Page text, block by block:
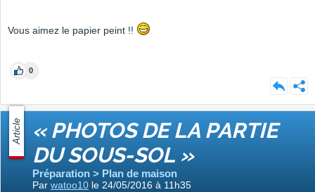
Vous aimez le papier peint !!
0
Article « PHOTOS DE LA PARTIE
DU SOUS-SOL »
Préparation > Plan de maison
Par watoo10 le 24/05/2016 à 11h35